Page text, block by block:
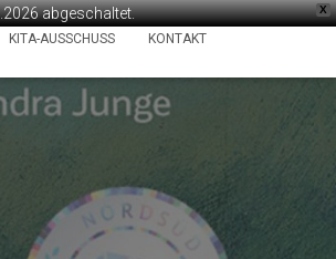
X
abgeschaltet.
KITA-AUSSCHUSS KONTAKT